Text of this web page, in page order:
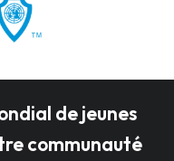
de jeunes
communauté